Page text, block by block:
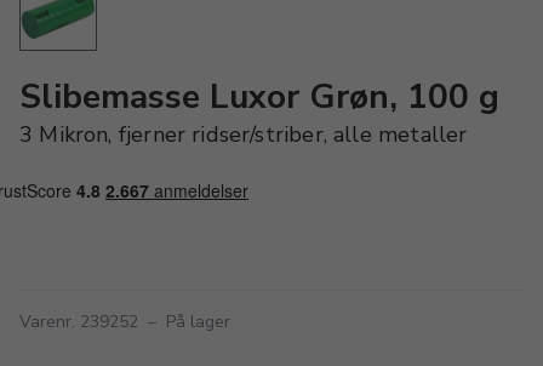
Slibemasse Luxor Grøn, 100 g
3 Mikron, fjerner ridser/striber, alle metaller
Varenr. 239252 – På lager